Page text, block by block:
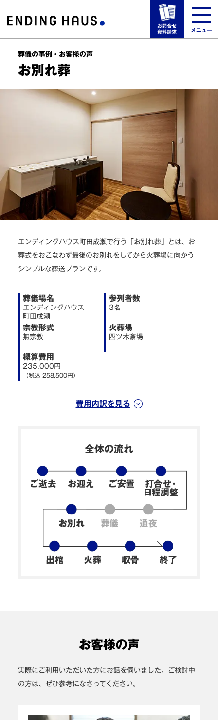
お問合せ
資料請求
メニュー
選ばれる理由
葬儀場一覧
葬儀プラン・料金
葬儀の事例・お客様の声
事前の相談・手順・方法
来館予約
お得な割引
ご相談無料 24時間・365日 受付
ここを押すとお電話できます
今すぐ電話で相談する
葬儀の事例・お客様の声
お別れ葬
エンディングハウス町田成瀬で行う「お別れ葬」とは、お
葬式をおこなわず最後のお別れをしてから火葬場に向かう
シンプルな葬送プランです。
葬儀場名
エンディングハウス
町田成瀬
参列者数
3名
宗教形式
無宗教
火葬場
四ツ木斎場
概算費用
235,000円
（税込 258,500円）
費用内訳を見る
全体の流れ
お客様の声
実際にご利用いただいた方にお話を伺いました。ご検討中
の方は、ぜひ参考になさってください。